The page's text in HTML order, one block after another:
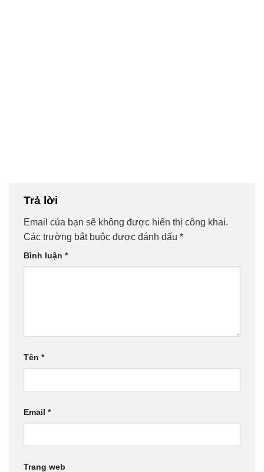
Trả lời
Email của bạn sẽ không được hiển thị công khai.
Các trường bắt buộc được đánh dấu *
Bình luận *
Tên *
Email *
Trang web